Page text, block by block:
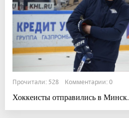
Прочитали: 528 Комментарии: 0
Хоккеисты отправились в Минск.